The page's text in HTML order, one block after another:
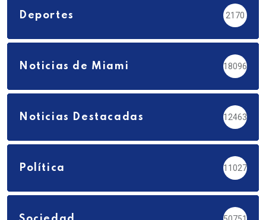
Deportes 2170
Noticias de Miami 18096
Noticias Destacadas 12463
Política 11027